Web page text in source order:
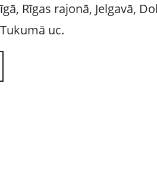
Rīgas rajonā, Jelgavā,
uc.